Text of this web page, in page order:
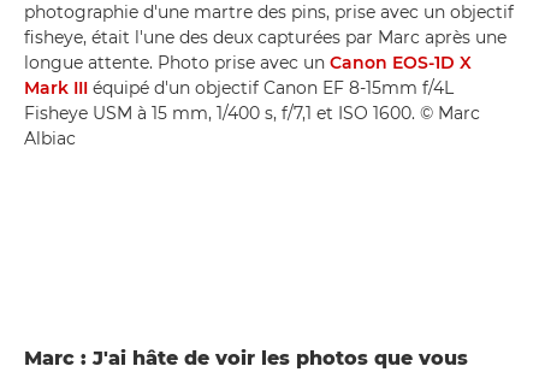
photographie d'une martre des pins, prise avec un objectif
fisheye, était l'une des deux capturées par Marc après une
longue attente. Photo prise avec un Canon EOS-1D X
Mark III équipé d'un objectif Canon EF 8-15mm f/4L
Fisheye USM à 15 mm, 1/400 s, f/7,1 et ISO 1600. © Marc
Albiac
Marc : J'ai hâte de voir les photos que vous